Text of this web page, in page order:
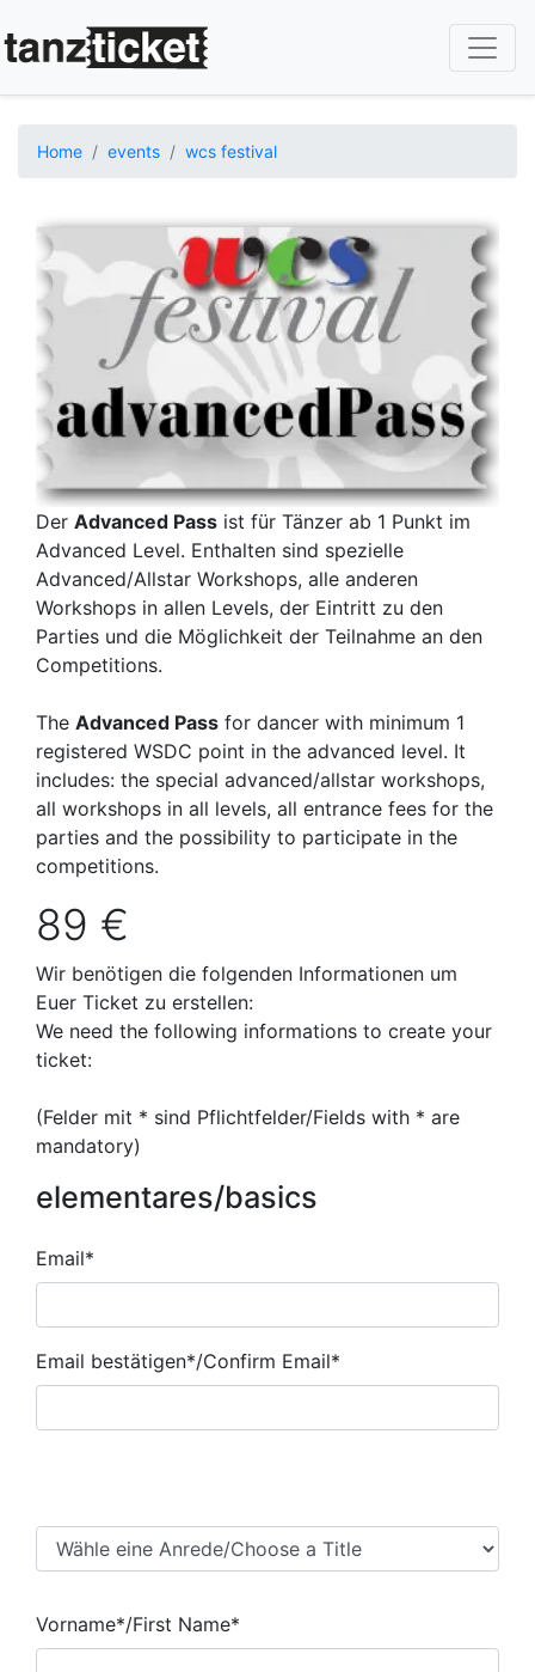
content
Home events wcs festival
Image
Der Advanced Pass ist für Tänzer ab 1 Punkt im
Advanced Level. Enthalten sind spezielle
Advanced/Allstar Workshops, alle anderen
Workshops in allen Levels, der Eintritt zu den
Parties und die Möglichkeit der Teilnahme an den
Competitions.
The Advanced Pass for dancer with minimum 1
registered WSDC point in the advanced level. It
includes: the special advanced/allstar workshops,
all workshops in all levels, all entrance fees for the
parties and the possibility to participate in the
competitions.
89 €
Wir benötigen die folgenden Informationen um
Euer Ticket zu erstellen:
We need the following informations to create your
ticket:
(Felder mit * sind Pflichtfelder/Fields with * are
mandatory)
elementares/basics
Email*
Email*
Email bestätigen*/Confirm Email*
Anrede/Title
Vorname*/First Name*